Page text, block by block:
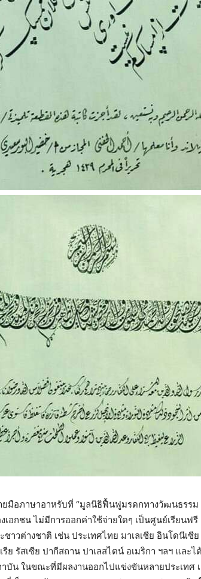
ายมือภาษาอาหรับที่ “มูลนิธิฟื้นฟูมรดกทางวัฒนธรร
เอกชน ไม่มีการออกค่าใช้จ่ายใดๆ เป็นศูนย์เรียนฟ
าวต่างชาติ เช่น ประเทศไทย มาเลเซีย อินโดนีเ
ย รัสเซีย ปากีสถาน ปาเลสไตน์ อเมริกา ฯลฯ และ
บัน ในขณะที่มีผลงานออกไปแข่งขันหลายประเทศ